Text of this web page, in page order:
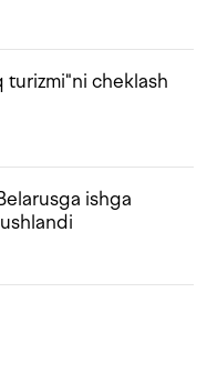
turizmi"ni cheklash
ishga